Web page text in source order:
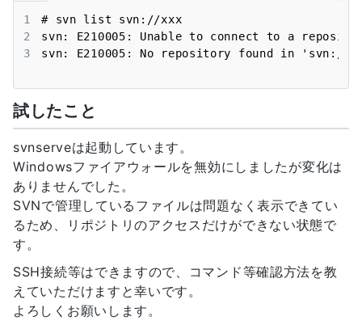
1
2
3
svn: E210005: No repository found in 'svn://
試したこと
svnserveは起動しています。
Windowsファイアウォールを無効にしましたが変化は
ありませんでした。
SVNで管理しているファイルは問題なく表示できてい
るため、リポジトリのアクセスだけができない状態で
す。
SSH接続等はできますので、コマンド等確認方法を教
えていただけますと幸いです。
よろしくお願いします。